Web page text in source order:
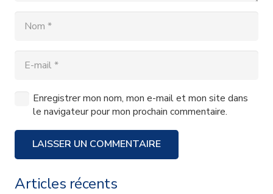
Enregistrer mon nom, mon e-mail et mon site dans
le navigateur pour mon prochain commentaire.
LAISSER UN COMMENTAIRE
Articles récents